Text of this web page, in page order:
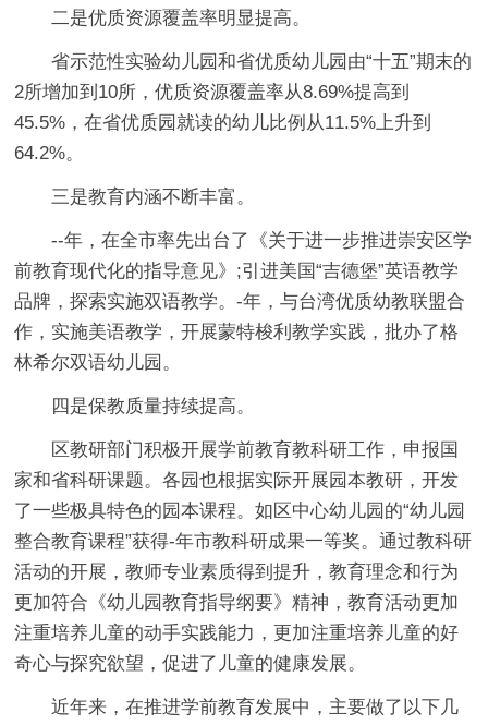
二是优质资源覆盖率明显提高。
省示范性实验幼儿园和省优质幼儿园由“十五”期末的
2所增加到10所，优质资源覆盖率从8.69%提高到
45.5%，在省优质园就读的幼儿比例从11.5%上升到
64.2%。
三是教育内涵不断丰富。
--年，在全市率先出台了《关于进一步推进崇安区学
前教育现代化的指导意见》;引进美国“吉德堡”英语教学
品牌，探索实施双语教学。-年，与台湾优质幼教联盟合
作，实施美语教学，开展蒙特梭利教学实践，批办了格
林希尔双语幼儿园。
四是保教质量持续提高。
区教研部门积极开展学前教育教科研工作，申报国
家和省科研课题。各园也根据实际开展园本教研，开发
了一些极具特色的园本课程。如区中心幼儿园的“幼儿园
整合教育课程”获得-年市教科研成果一等奖。通过教科研
活动的开展，教师专业素质得到提升，教育理念和行为
更加符合《幼儿园教育指导纲要》精神，教育活动更加
注重培养儿童的动手实践能力，更加注重培养儿童的好
奇心与探究欲望，促进了儿童的健康发展。
近年来，在推进学前教育发展中，主要做了以下几